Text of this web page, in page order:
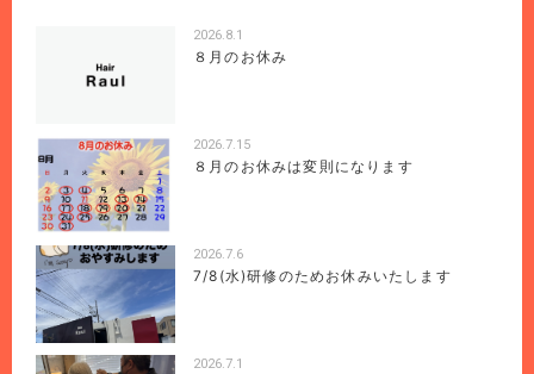
2026.8.1
８月のお休み
2026.7.15
８月のお休みは変則になります
2026.7.6
7/8(水)研修のためお休みいたします
2026.7.1